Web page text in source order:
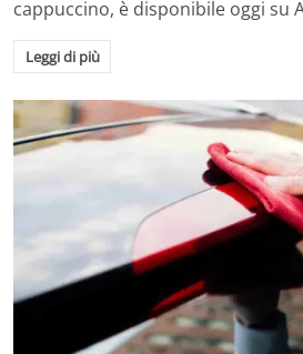
cappuccino, è disponibile oggi su
Leggi di più